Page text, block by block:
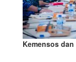
Kemensos